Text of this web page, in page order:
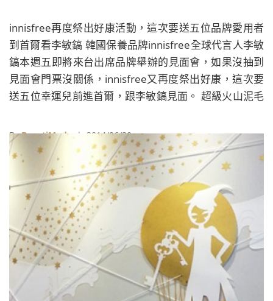
innisfree再度祭出好康活動，這次要送五位品牌愛用者
到首爾看李敏鎬 韓國保養品牌innisfree全球代言人李敏
鎬本週五即將來台出席品牌舉辦的見面會，如果沒抽到
見面會門票沒關係，innisfree又再度祭出好康，這次要
送五位幸運兒前進首爾，跟李敏鎬見面。 超級火山泥毛
GQ、 MINA各地多達22項全球美妝大獎 只要在7月1日
至7月31日期間，購買「超級火山泥毛孔潔淨面膜」或
「濟州島火山泥毛孔潔淨面膜」，除了可獲得「濟州島
火山泥毛孔調理組(3件組)」，還可拿到一張刮刮卡，在
活動官網中輸入刮刮卡上的幸運號碼後，就取得了參加
「innisfree Beauty Tour」য়
ByBeautiMode | 2014/06/30